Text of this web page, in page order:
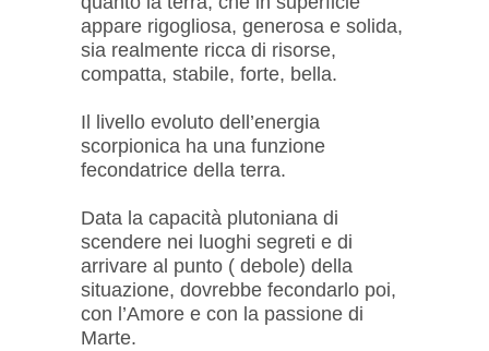
appare rigogliosa, generosa e solida,
sia realmente ricca di risorse,
compatta, stabile, forte, bella.
Il livello evoluto dell’energia
scorpionica ha una funzione
fecondatrice della terra.
Data la capacità plutoniana di
scendere nei luoghi segreti e di
arrivare al punto ( debole) della
situazione, dovrebbe fecondarlo poi,
con l’Amore e con la passione di
Marte.